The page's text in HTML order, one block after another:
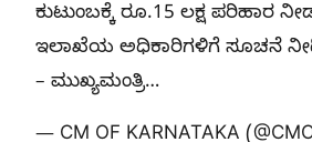
ಕುಟುಂಬಕ್ಕೆ ರೂ.15 ಲಕ್ಷ ಪರಿಹಾರ
ಇಲಾಖೆಯ ಅಧಿಕಾರಿಗಳಿಗೆ ಸೂಚನೆ
– ಮುಖ್ಯಮಂತ್ರಿ…
— CM OF KARNATAKA